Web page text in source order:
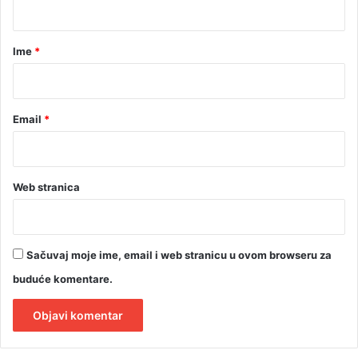
rIme *
Email *
Web stranica
Sačuvaj moje ime, email i web stranicu u ovom browseru za
buduće komentare.